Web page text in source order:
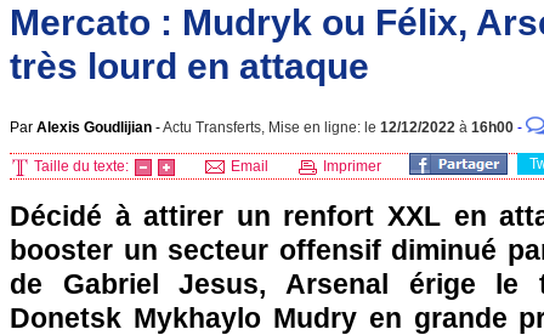
Mercato : Mudryk ou Félix,
très lourd en attaque
Par Alexis Goudlijian -Actu Transferts, Mise en ligne: le 12/12/2022 à 16h00 -
Taille du texte: Email Imprimer
Décidé à attirer un renfort XXL en
booster un secteur offensif diminué
de Gabriel Jesus, Arsenal érige le
Donetsk Mykhaylo Mudry en grande